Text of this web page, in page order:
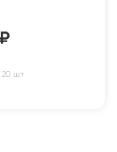
₽
20 шт